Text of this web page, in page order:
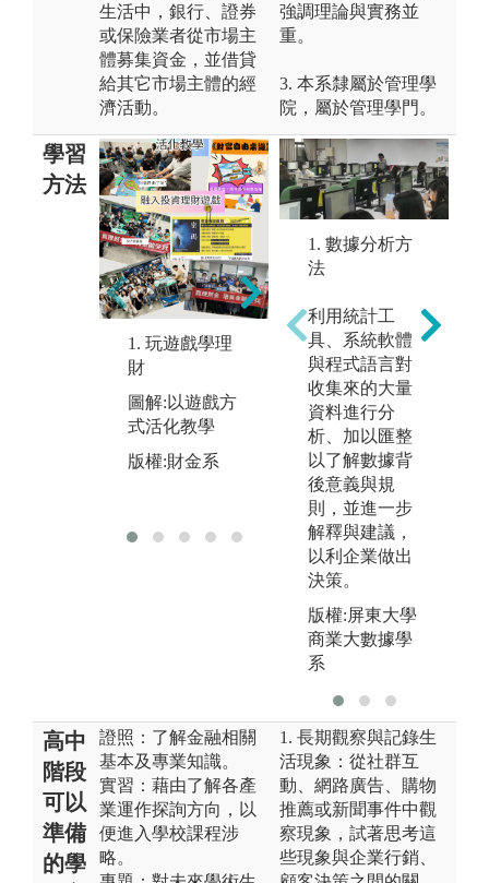
生活中，銀行、證券
或保險業者從市場主
體募集資金，並借貸
給其它市場主體的經
濟活動。
強調理論與實務並
重。
3. 本系隸屬於管理學
院，屬於管理學門。
學習
方法
1. 玩遊戲學理
財
圖解:以遊戲方
式活化教學
版權:財金系
圖解:以分組製
作類論文方式
呈現成果
版權:財金系
1. 數據分析方
法
利用統計工
具、系統軟體
與程式語言對
收集來的大量
資料進行分
析、加以匯整
以了解數據背
後意義與規
則，並進一步
解釋與建議，
以利企業做出
決策。
版權:屏東大學
商業大數據學
系
高中
階段
可以
準備
的學
證照：了解金融相關
基本及專業知識。
實習：藉由了解各產
業運作探詢方向，以
便進入學校課程涉
略。
1. 長期觀察與記錄生
活現象：從社群互
動、網路廣告、購物
推薦或新聞事件中觀
察現象，試著思考這
些現象與企業行銷、